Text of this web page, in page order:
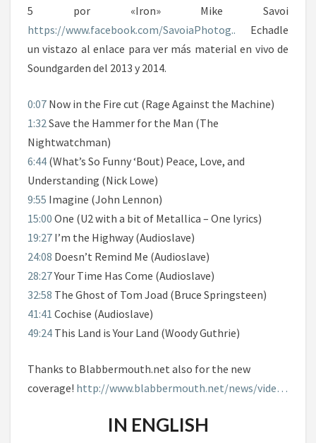
5 por «Iron» Mike Savoi
https://www.facebook.com/SavoiaPhotog.. Echadle
un vistazo al enlace para ver más material en vivo de
Soundgarden del 2013 y 2014.
0:07 Now in the Fire cut (Rage Against the Machine)
1:32Save the Hammer for the Man (The
Nightwatchman)
6:44 (What’s So Funny ‘Bout) Peace, Love, and
Understanding (Nick Lowe)
9:55 Imagine (John Lennon)
15:00 One (U2 with a bit of Metallica – One lyrics)
19:27 I’m the Highway (Audioslave)
24:08 Doesn’t Remind Me (Audioslave)
28:27Your Time Has Come (Audioslave)
32:58 The Ghost of Tom Joad (Bruce Springsteen)
41:41 Cochise (Audioslave)
49:24 This Land is Your Land (Woody Guthrie)
Thanks to Blabbermouth.net also for the new
coverage! http://www.blabbermouth.net/news/vide…
IN ENGLISH